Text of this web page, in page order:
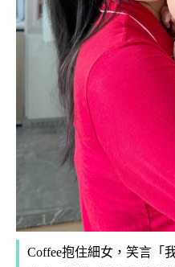
Coffee抱住細女，笑言「